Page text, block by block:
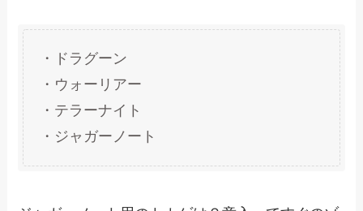
・ドラグーン
・ウォーリアー
・テラーナイト
・ジャガーノート